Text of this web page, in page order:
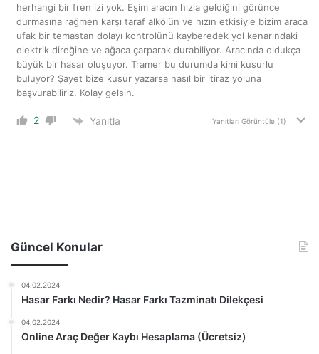
herhangi bir fren izi yok. Eşim aracın hızla geldiğini görünce
durmasına rağmen karşı taraf alkölün ve hızın etkisiyle bizim araca
ufak bir temastan dolayı kontrolünü kayberedek yol kenarındaki
elektrik direğine ve ağaca çarparak durabiliyor. Aracında oldukça
büyük bir hasar oluşuyor. Tramer bu durumda kimi kusurlu
buluyor? Şayet bize kusur yazarsa nasıl bir itiraz yoluna
başvurabiliriz. Kolay gelsin.
2 Yanıtla Yanıtları Görüntüle (1)
Güncel Konular
04.02.2024
Hasar Farkı Nedir? Hasar Farkı Tazminatı Dilekçesi
04.02.2024
Online Araç Değer Kaybı Hesaplama (Ücretsiz)